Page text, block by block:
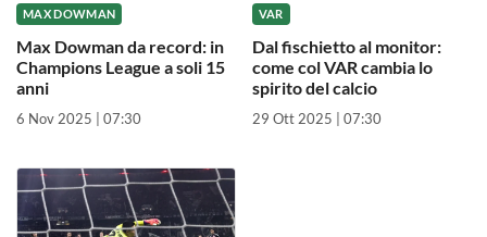
MAX DOWMAN
Max Dowman da record: in
Champions League a soli 15
anni
6 Nov 2025 | 07:30
VAR
Dal fischietto al monitor:
come col VAR cambia lo
spirito del calcio
29 Ott 2025 | 07:30